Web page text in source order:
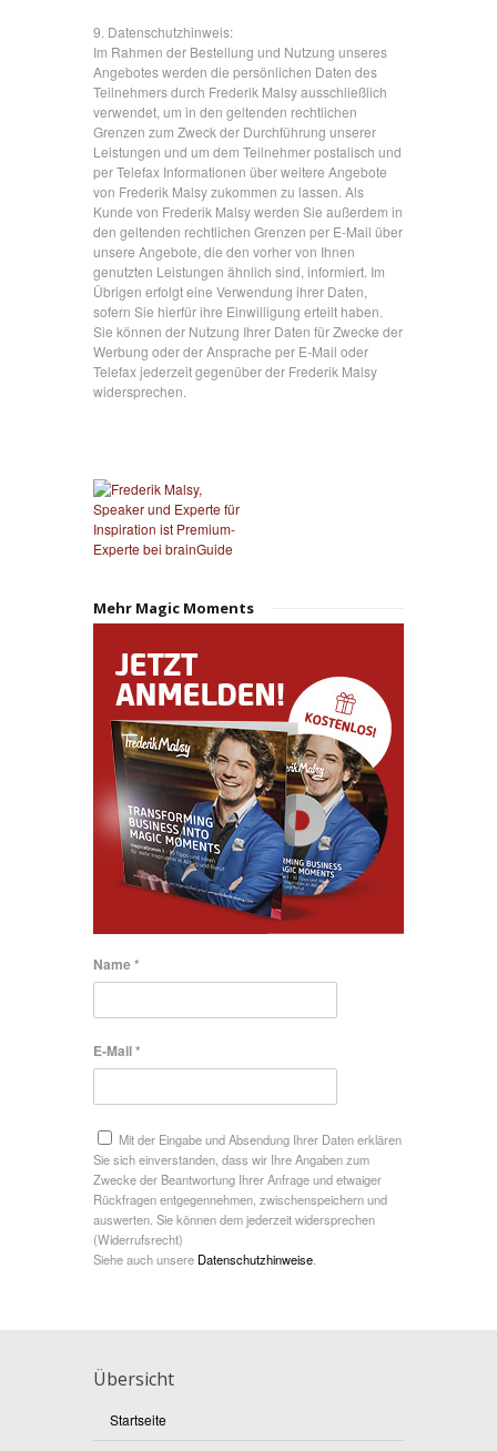
9. Datenschutzhinweis:
Im Rahmen der Bestellung und Nutzung unseres
Angebotes werden die persönlichen Daten des
Teilnehmers durch Frederik Malsy ausschließlich
verwendet, um in den geltenden rechtlichen
Grenzen zum Zweck der Durchführung unserer
Leistungen und um dem Teilnehmer postalisch und
per Telefax Informationen über weitere Angebote
von Frederik Malsy zukommen zu lassen. Als
Kunde von Frederik Malsy werden Sie außerdem in
den geltenden rechtlichen Grenzen per E-Mail über
unsere Angebote, die den vorher von Ihnen
genutzten Leistungen ähnlich sind, informiert. Im
Übrigen erfolgt eine Verwendung ihrer Daten,
sofern Sie hierfür ihre Einwilligung erteilt haben.
Sie können der Nutzung Ihrer Daten für Zwecke der
Werbung oder der Ansprache per E-Mail oder
Telefax jederzeit gegenüber der Frederik Malsy
widersprechen.
Mehr Magic Moments
Name *
E-Mail *
Mit der Eingabe und Absendung Ihrer Daten erklären
Sie sich einverstanden, dass wir Ihre Angaben zum
Zwecke der Beantwortung Ihrer Anfrage und etwaiger
Rückfragen entgegennehmen, zwischenspeichern und
auswerten. Sie können dem jederzeit widersprechen
(Widerrufsrecht)
Siehe auch unsere Datenschutzhinweise
Übersicht
Startseite